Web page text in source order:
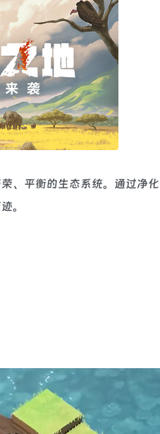
、平衡的生态系统。通过净
。